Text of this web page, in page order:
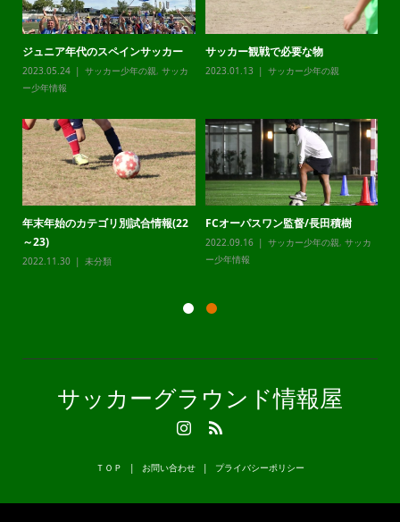
ジュニア年代のスペインサッカー
2023.05.24 サッカー少年の親, サッカ
ー少年情報
サッカー観戦で必要な物
2023.01.13 サッカー少年の親
年末年始のカテゴリ別試合情報(22
～23)
2022.11.30 未分類
FCオーパスワン監督/長田積樹
2022.09.16 サッカー少年の親, サッカ
ー少年情報
サッカーグラウンド情報屋
ＴＯＰ お問い合わせ プライバシーポリシー